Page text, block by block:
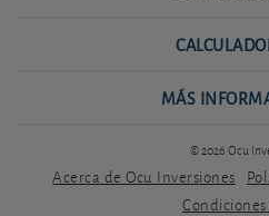
MÁS
© 2026 Ocu
Acerca de Ocu Inversiones